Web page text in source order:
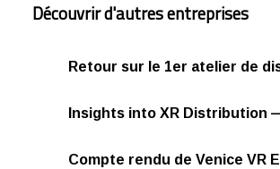
Découvrir d'autres entreprises
Retour sur le 1er atelier de
Insights into XR Distribution
Compte rendu de Venice VR